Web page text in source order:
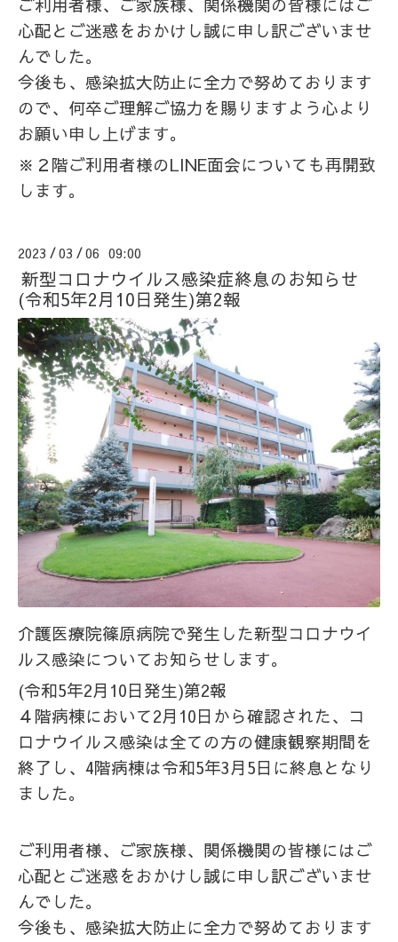
心配とご迷惑をおかけし誠に申し訳ございませ
んでした。
今後も、感染拡大防止に全力で努めております
ので、何卒ご理解ご協力を賜りますよう心より
お願い申し上げます。
※２階ご利用者様のLINE面会についても再開致
します。
2023 /03 /06 09:00
新型コロナウイルス感染症終息のお知らせ
(令和5年2月10日発生)第2報
介護医療院篠原病院で発生した新型コロナウイ
ルス感染についてお知らせします。
(令和5年2月10日発生)第2報
４階病棟において2月10日から確認された、コ
ロナウイルス感染は全ての方の健康観察期間を
終了し、4階病棟は令和5年3月5日に終息となり
ました。
ご利用者様、ご家族様、関係機関の皆様にはご
心配とご迷惑をおかけし誠に申し訳ございませ
んでした。
今後も、感染拡大防止に全力で努めております